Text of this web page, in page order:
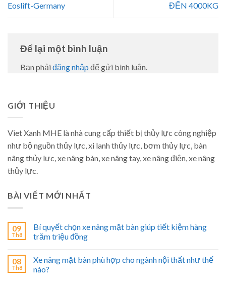
Eoslift-Germany
ĐẾN 4000KG
Để lại một bình luận
Bạn phải đăng nhập để gửi bình luận.
GIỚI THIỆU
Viet Xanh MHE là nhà cung cấp thiết bị thủy lực công nghiệp
như bộ nguồn thủy lực, xi lanh thủy lực, bơm thủy lực, bàn
nâng thủy lực, xe nâng bàn, xe nâng tay, xe nâng điện, xe nâng
thủy lực.
BÀI VIẾT MỚI NHẤT
09
Th8
Bí quyết chọn xe nâng mặt bàn giúp tiết kiệm hàng
trăm triệu đồng
08
Th8
Xe nâng mặt bàn phù hợp cho ngành nội thất như thế
nào?